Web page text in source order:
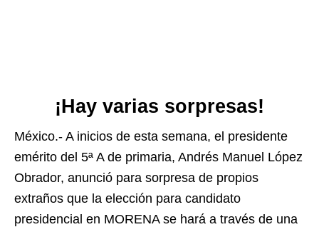
¡Hay varias sorpresas!
México.- A inicios de esta semana, el presidente
emérito del 5ª A de primaria, Andrés Manuel López
Obrador, anunció para sorpresa de propios
extraños que la elección para candidato
presidencial en MORENA se hará a través de una